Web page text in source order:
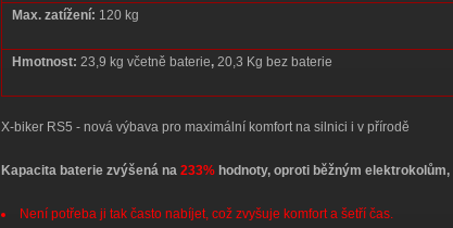
Max. zatížení: 120 kg
Hmotnost: 23,9 kg včetně baterie, 20,3 Kg bez baterie
X-biker RS5 - nová výbava pro maximální komfort na silnici i v přírodě
Kapacita baterie zvýšená na 233% hodnoty, oproti běžným
Není potřeba ji tak často nabíjet, což zvyšuje komfort a šetří čas.